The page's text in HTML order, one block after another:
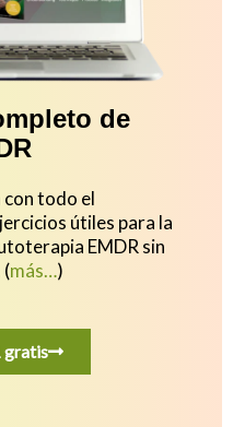
de
todo el
útiles para la
EMDR sin
(más…)
gratis